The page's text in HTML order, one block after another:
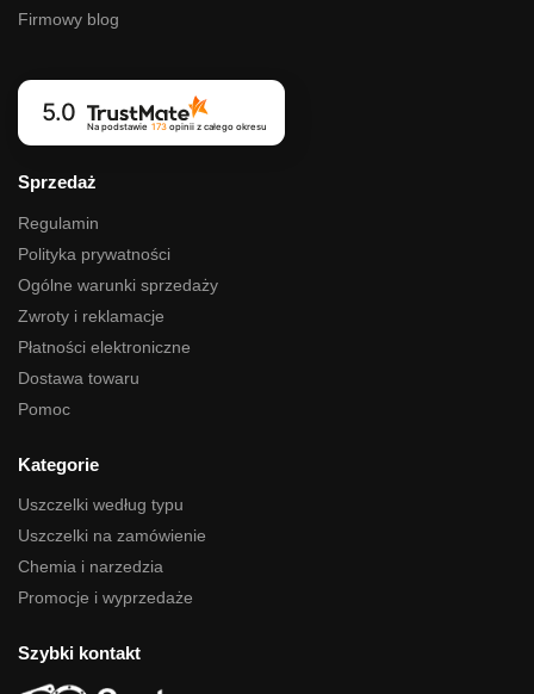
Firmowy blog
5.0
Na podstawie 173opinii z całego okresu
Sprzedaż
Regulamin
Polityka prywatności
Ogólne warunki sprzedaży
Zwroty i reklamacje
Płatności elektroniczne
Dostawa towaru
Pomoc
Kategorie
Uszczelki według typu
Uszczelki na zamówienie
Chemia i narzedzia
Promocje i wyprzedaże
Szybki kontakt